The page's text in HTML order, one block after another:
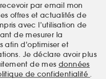
par email mon
offres et actualités de
avec l’utilisation de
de mesurer la
afin d'optimiser et
Je déclare avoir plus
de mes données
de confidentialité .